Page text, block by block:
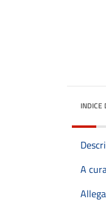
INDICE
A